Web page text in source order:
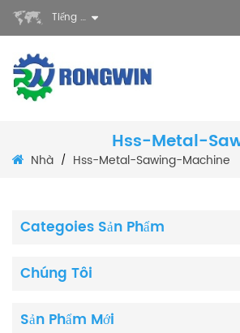
Tiếng Việt
Hss-Metal-
Nhà / Hss-Metal-Sawing-Machine
Categoies Sản Phẩm
Chúng Tôi
Sản Phẩm Mới